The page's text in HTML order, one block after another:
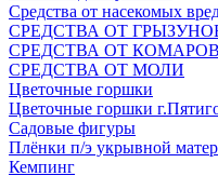
Средства от насекомых
СPEДСТВА ОТ
СРЕДСТВА ОТ
СРЕДСТВА ОТ МОЛИ
Цветочные горшки
Цветочные горшки
Садовые фигуры
Плёнки п/э укрывной
Кемпинг